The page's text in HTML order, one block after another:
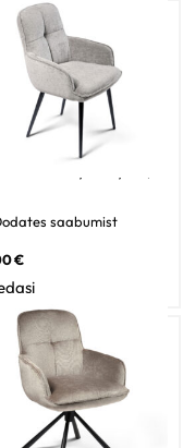
saabumist
€